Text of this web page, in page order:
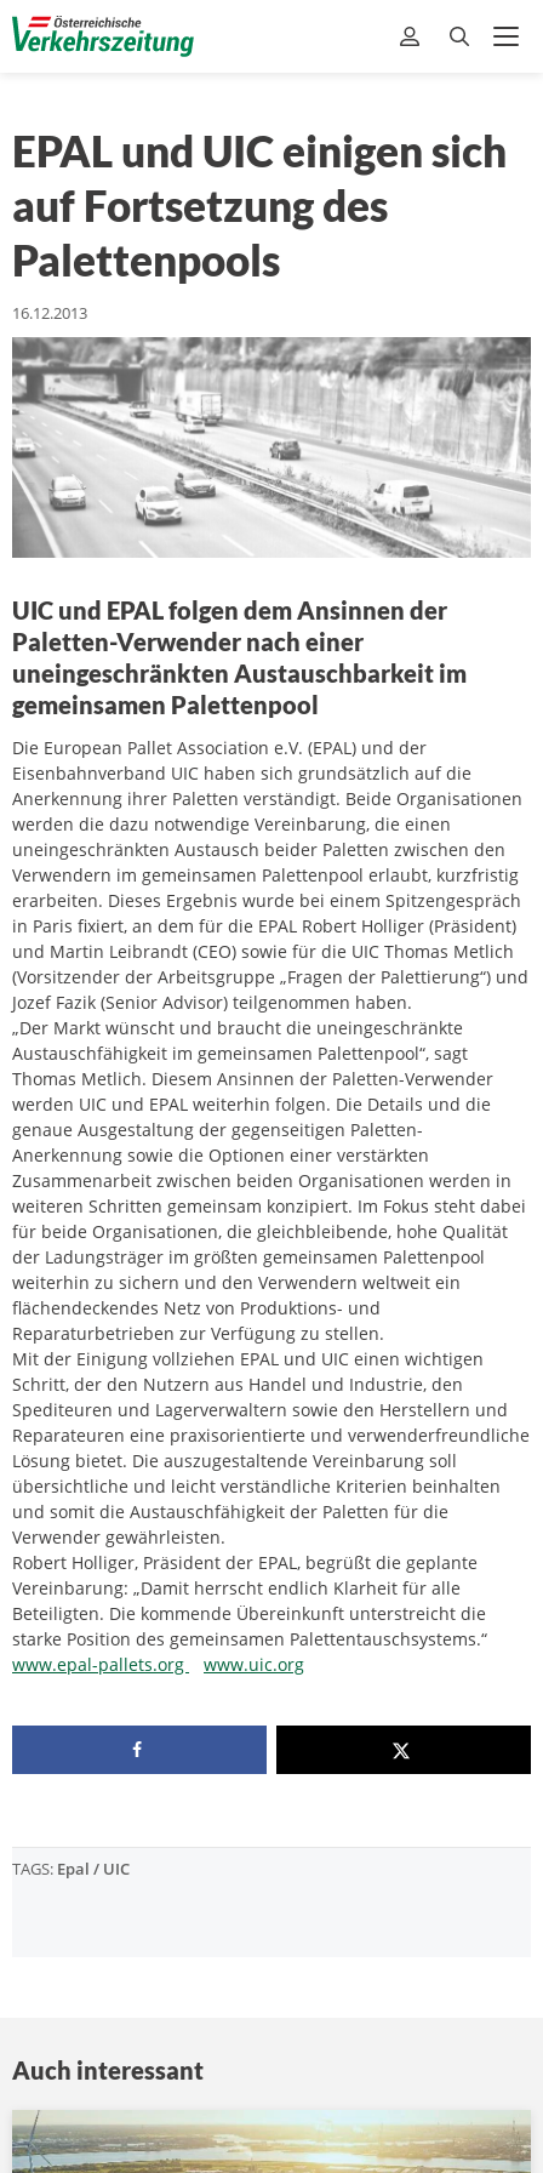
EPAL und UIC einigen sich
auf Fortsetzung des
Palettenpools
16.12.2013
UIC und EPAL folgen dem Ansinnen der
Paletten-Verwender nach einer
uneingeschränkten Austauschbarkeit im
gemeinsamen Palettenpool
Die European Pallet Association e.V. (EPAL) und der
Eisenbahnverband UIC haben sich grundsätzlich auf die
Anerkennung ihrer Paletten verständigt. Beide Organisationen
werden die dazu notwendige Vereinbarung, die einen
uneingeschränkten Austausch beider Paletten zwischen den
Verwendern im gemeinsamen Palettenpool erlaubt, kurzfristig
erarbeiten. Dieses Ergebnis wurde bei einem Spitzengespräch
in Paris fixiert, an dem für die EPAL Robert Holliger (Präsident)
und Martin Leibrandt (CEO) sowie für die UIC Thomas Metlich
(Vorsitzender der Arbeitsgruppe „Fragen der Palettierung“) und
Jozef Fazik (Senior Advisor) teilgenommen haben.
„Der Markt wünscht und braucht die uneingeschränkte
Austauschfähigkeit im gemeinsamen Palettenpool“, sagt
Thomas Metlich. Diesem Ansinnen der Paletten-Verwender
werden UIC und EPAL weiterhin folgen. Die Details und die
genaue Ausgestaltung der gegenseitigen Paletten-
Anerkennung sowie die Optionen einer verstärkten
Zusammenarbeit zwischen beiden Organisationen werden in
weiteren Schritten gemeinsam konzipiert. Im Fokus steht dabei
für beide Organisationen, die gleichbleibende, hohe Qualität
der Ladungsträger im größten gemeinsamen Palettenpool
weiterhin zu sichern und den Verwendern weltweit ein
flächendeckendes Netz von Produktions- und
Reparaturbetrieben zur Verfügung zu stellen.
Mit der Einigung vollziehen EPAL und UIC einen wichtigen
Schritt, der den Nutzern aus Handel und Industrie, den
Spediteuren und Lagerverwaltern sowie den Herstellern und
Reparateuren eine praxisorientierte und verwenderfreundliche
Lösung bietet. Die auszugestaltende Vereinbarung soll
übersichtliche und leicht verständliche Kriterien beinhalten
und somit die Austauschfähigkeit der Paletten für die
Verwender gewährleisten.
Robert Holliger, Präsident der EPAL, begrüßt die geplante
Vereinbarung: „Damit herrscht endlich Klarheit für alle
Beteiligten. Die kommende Übereinkunft unterstreicht die
starke Position des gemeinsamen Palettentauschsystems.“
www.epal-pallets.org
www.uic.org
TAGS: Epal / UIC
Auch interessant